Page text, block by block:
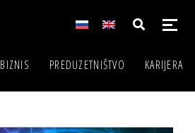
BIZNIS PREDUZETNIŠTVO KARIJERA